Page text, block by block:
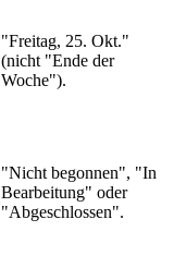
"Freitag, 25. Okt."
(nicht "Ende der
Woche").
"Nicht begonnen", "In
Bearbeitung" oder
"Abgeschlossen".